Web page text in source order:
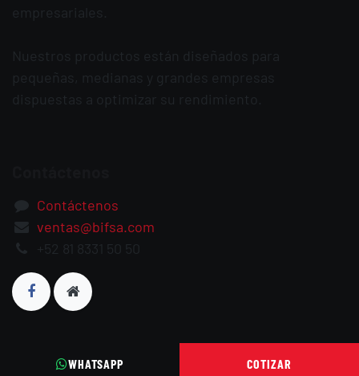
empresariales.
Nuestros productos están diseñados para
pequeñas, medianas y grandes empresas
dispuestas a optimizar su rendimiento.
Contáctenos
ventas@bifsa.com
+52 81 8331 50 50
WHATSAPP COTIZAR